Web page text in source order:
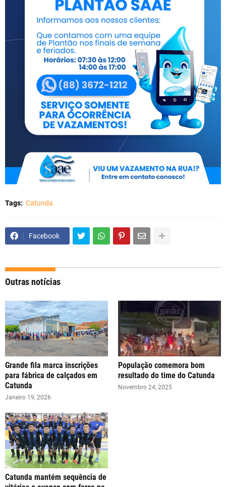
Tags: Catunda
Facebook
Outras notícias
Grande fila marca inscrições
para fábrica de calçados em
Catunda
Janeiro 19, 2026
População comemora bom
resultado do time do Catunda
Novembro 24, 2025
Catunda mantém sequência de